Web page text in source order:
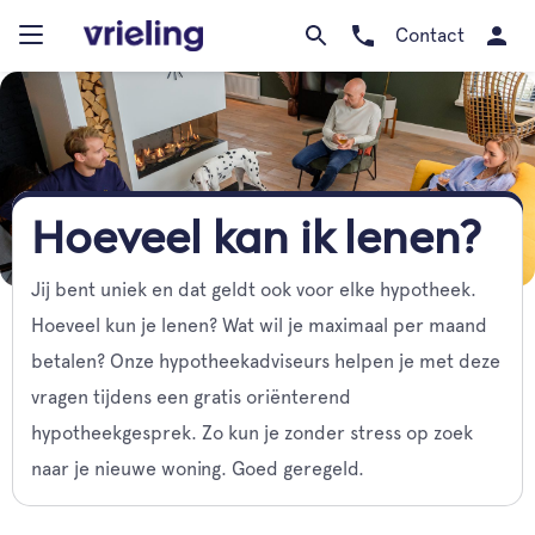
Contact
Hoeveel kan ik lenen?
Jij bent uniek en dat geldt ook voor elke hypotheek.
Hoeveel kun je lenen? Wat wil je maximaal per maand
betalen? Onze hypotheekadviseurs helpen je met deze
vragen tijdens een gratis oriënterend
hypotheekgesprek. Zo kun je zonder stress op zoek
naar je nieuwe woning. Goed geregeld.